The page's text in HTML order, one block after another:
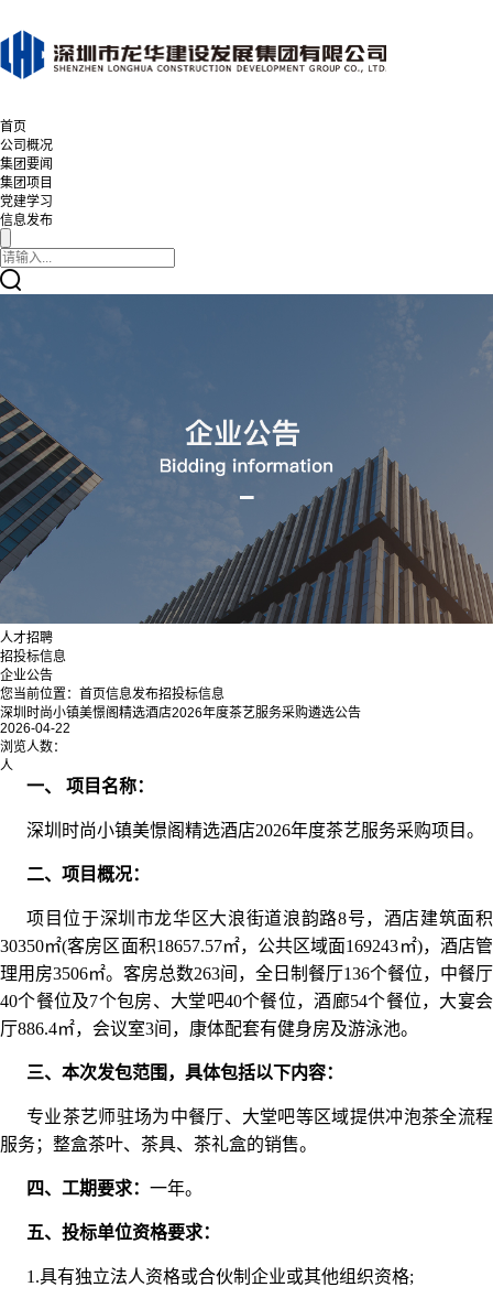
首页
公司概况
集团要闻
集团项目
党建学习
信息发布
人才招聘
招投标信息
企业公告
您当前位置： 首页信息发布招投标信息
深圳时尚小镇美憬阁精选酒店2026年度茶艺服务采购遴选公告
2026-04-22
浏览人数：
人
一、 项目名称：
深圳时尚小镇美憬阁精选酒店2026年度茶艺服务采购项目。
二、项目概况：
项目位于深圳市龙华区大浪街道浪韵路8号，酒店建筑面积
30350㎡(客房区面积18657.57㎡，公共区域面169243㎡)，酒店管
理用房3506㎡。客房总数263间，全日制餐厅136个餐位，中餐厅
40个餐位及7个包房、大堂吧40个餐位，酒廊54个餐位，大宴会
厅886.4㎡，会议室3间，康体配套有健身房及游泳池。
三、本次发包范围，具体包括以下内容：
专业茶艺师驻场为中餐厅、大堂吧等区域提供冲泡茶全流程
服务；整盒茶叶、茶具、茶礼盒的销售。
四、工期要求： 一年。
五、投标单位资格要求：
1.具有独立法人资格或合伙制企业或其他组织资格;